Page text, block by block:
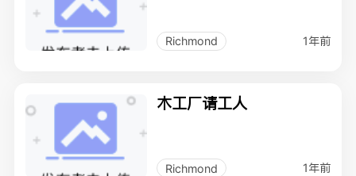
Richmond 1年前
木工厂请工人
Richmond 1年前